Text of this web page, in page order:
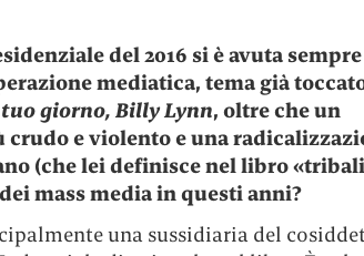
del 2016 si è avuta
mediatica, tema già
giorno, Billy Lynn, oltre che un
e violento e una
(che lei definisce nel libro
mass media in questi anni?
una sussidiaria del